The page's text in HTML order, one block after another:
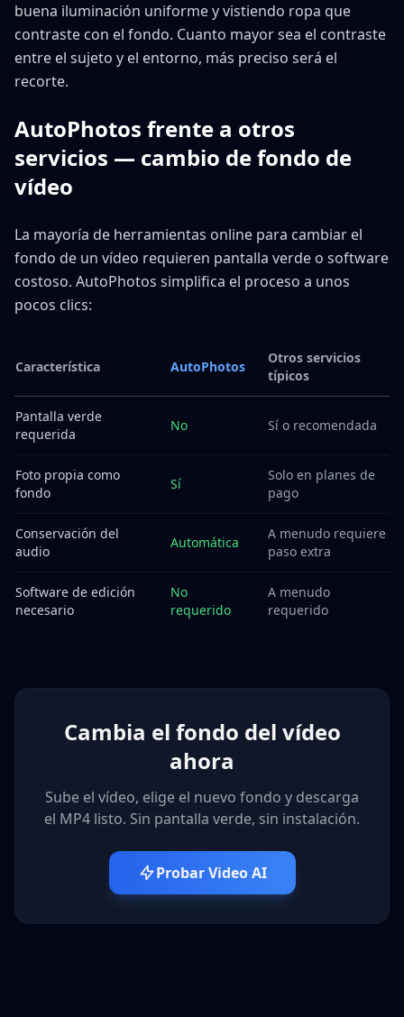
buena iluminación uniforme y vistiendo ropa que
contraste con el fondo. Cuanto mayor sea el contraste
entre el sujeto y el entorno, más preciso será el
recorte.
AutoPhotos frente a otros
servicios — cambio de fondo de
vídeo
La mayoría de herramientas online para cambiar el
fondo de un vídeo requieren pantalla verde o software
costoso. AutoPhotos simplifica el proceso a unos
pocos clics:
Característica AutoPhotos
Otros servicios
típicos
Pantalla verde
requerida
No Sí o recomendada
Foto propia como
fondo
Sí
Solo en planes de
pago
Conservación del
audio
Automática
A menudo requiere
paso extra
Software de edición
necesario
No
requerido
A menudo
requerido
Cambia el fondo del vídeo
ahora
Sube el vídeo, elige el nuevo fondo y descarga
el MP4 listo. Sin pantalla verde, sin instalación.
Probar Video AI